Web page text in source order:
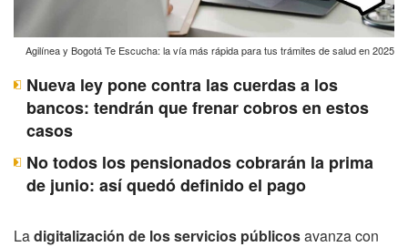
Agilínea y Bogotá Te Escucha: la vía más rápida para tus trámites de salud en 2025
Nueva ley pone contra las cuerdas a los
bancos: tendrán que frenar cobros en estos
casos
No todos los pensionados cobrarán la prima
de junio: así quedó definido el pago
Ladigitalización de los servicios públicosavanza con